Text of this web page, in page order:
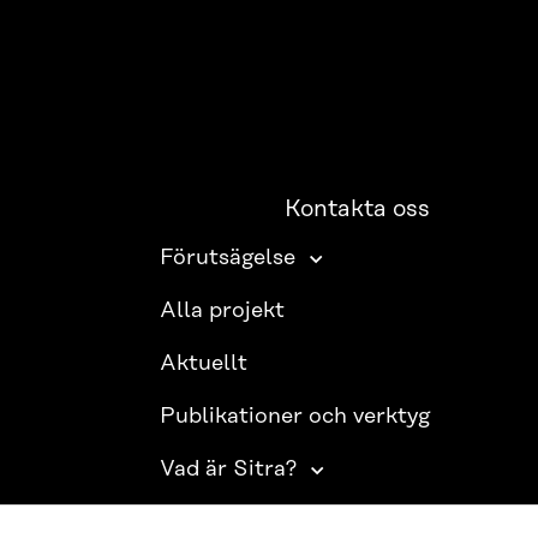
Kontakta oss
Förutsägelse
Alla projekt
Aktuellt
Publikationer och verktyg
Vad är Sitra?